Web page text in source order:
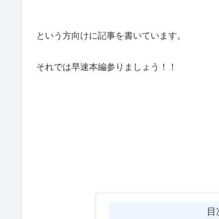
という方向けに記事を書いています。
それでは早速本編参りましょう！！
目